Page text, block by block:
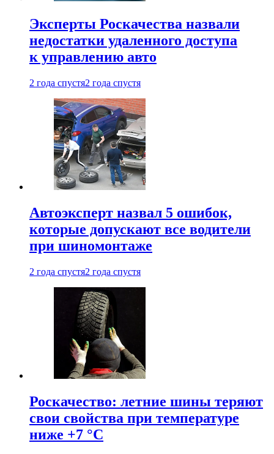
Эксперты Роскачества назвали
недостатки удаленного доступа
к управлению авто
2 года спустя2 года спустя
Автоэксперт назвал 5 ошибок,
которые допускают все водители
при шиномонтаже
2 года спустя2 года спустя
Роскачество: летние шины теряют
свои свойства при температуре
ниже +7 °C